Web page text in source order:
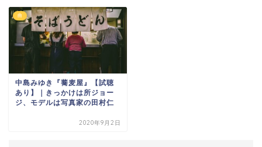
曲
中島みゆき『蕎麦屋』【試聴
あり】｜きっかけは所ジョー
ジ、モデルは写真家の田村仁
2020年9月2日